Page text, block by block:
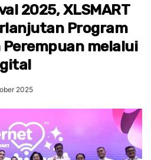
2025, XLSMART
Program
melalui
2025